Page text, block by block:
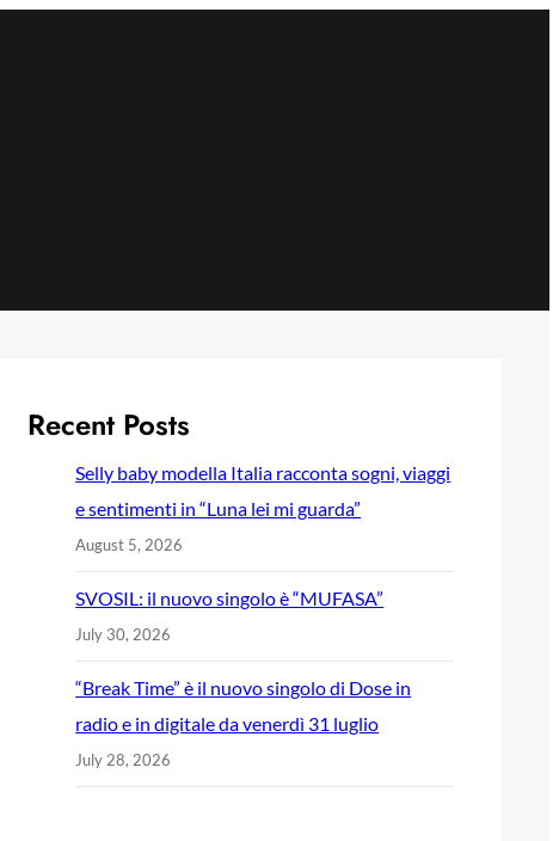
Recent Posts
Selly baby modella Italia racconta sogni, viaggi
e sentimenti in “Luna lei mi guarda”
August 5, 2026
SVOSIL: il nuovo singolo è “MUFASA”
July 30, 2026
“Break Time” è il nuovo singolo di Dose in
radio e in digitale da venerdì 31 luglio
July 28, 2026